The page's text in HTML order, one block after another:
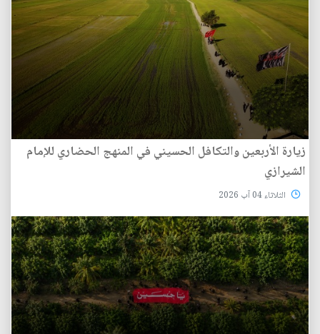
زيارة الأربعين والتكافل الحسيني في المنهج الحضاري للإمام
الشيرازي
الثلاثاء 04 آب 2026